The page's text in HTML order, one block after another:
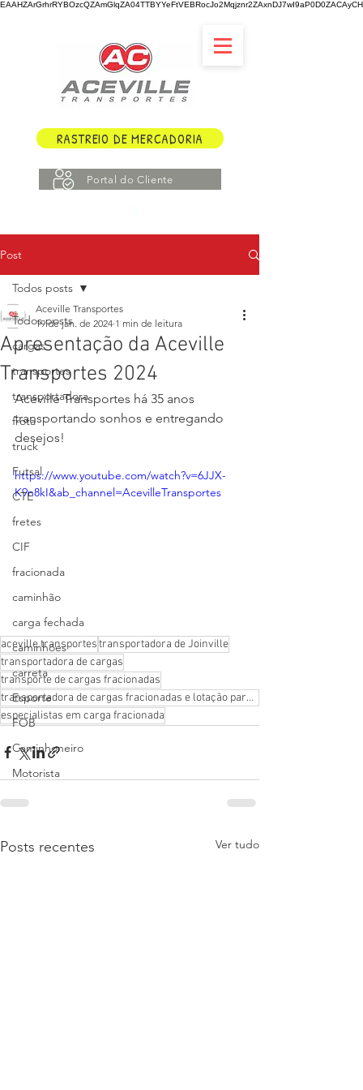
RASTREIO DE MERCADORIA
Portal do Cliente
Post
Todos posts
cargas
transportes
transportadora
frota
truck
Futsal
CTE
fretes
CIF
fracionada
caminhão
carga fechada
caminhões
carreta
Esporte
FOB
Caminhoneiro
Motorista
Todos posts
Apresentação da Aceville
Transportes 2024
Aceville Transportes
19 de jan. de 2024 1 min de leitura
Aceville Transportes há 35 anos
transportando sonhos e entregando
desejos!
https://www.youtube.com/watch?v=6JJX-
K9n8kI&ab_channel=AcevilleTransportes
aceville transportestransportadora de Joinville
transportadora de cargas
transporte de cargas fracionadas
transportadora de cargas fracionadas e lotação para Sul e Sudeste do Brasil
especialistas em carga fracionada
Posts recentes Ver tudo